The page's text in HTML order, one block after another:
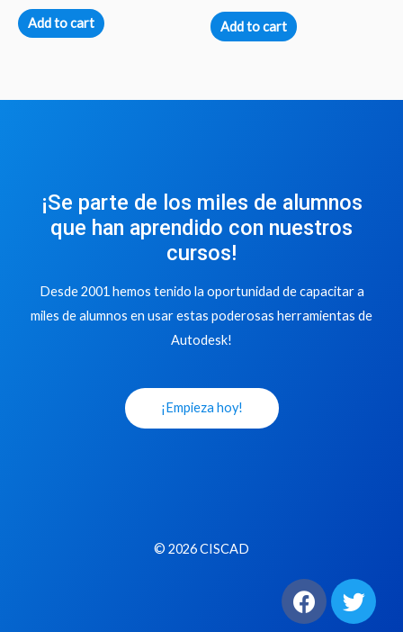
Add to cart Add to cart
¡Se parte de los miles de alumnos
que han aprendido con nuestros
cursos!
Desde 2001 hemos tenido la oportunidad de capacitar a
miles de alumnos en usar estas poderosas herramientas de
Autodesk!
¡Empieza hoy!
© 2026 CISCAD